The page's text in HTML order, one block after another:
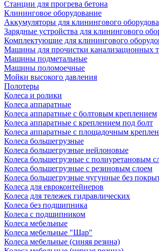
Станции для прогрева бетона
Клининговое оборудование
Аккумуляторы для клинингового
Зарядные устройства для клинингового
Комплектующие для клинингового
Машины для прочистки канализационных
Машины подметальные
Машины поломоечные
Мойки высокого давления
Полотеры
Колеса и ролики
Колеса аппаратные
Колеса аппаратные с болтовым креплением
Колеса аппаратные с креплением под болт
Колеса аппаратные с площадочным
Колеса большегрузные
Колеса большегрузные нейлоновые
Колеса большегрузные с полиуретановым
Колеса большегрузные с резиновым слоем
Колеса большегрузные чугунные без
Колеса для евроконтейнеров
Колеса для тележек гидравлических
Колеса без подшипника
Колеса с подшипником
Колеса мебельные
Колеса мебельные "Шар"
Колеса мебельные (синяя резина)